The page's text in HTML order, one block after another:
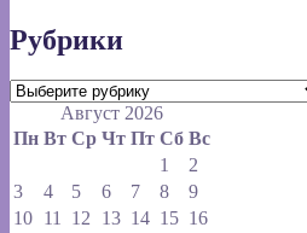
Рубрики
Рубрики
Август 2026
Пн Вт Ср Чт Пт Сб Вс
1
2
3
4 5 6 7 8
9
10 11 12 13 14 15 16